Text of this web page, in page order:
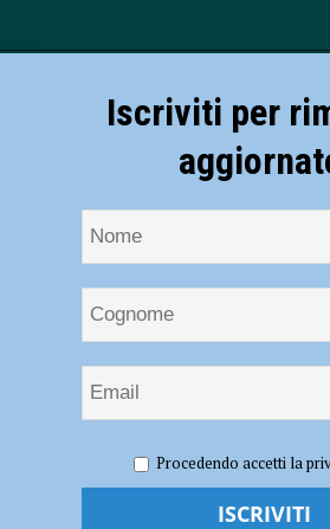
rabbia per il possibile ritorno in area
su tutto” – AUDIO
Iscriviti per
Procedendo accetti la